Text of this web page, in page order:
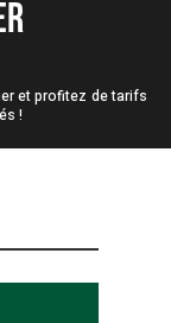
et profitez de tarifs
!